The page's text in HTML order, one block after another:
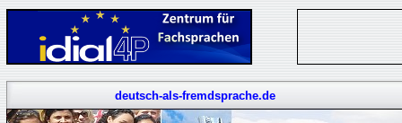
deutsch-als-fremdsprache.de